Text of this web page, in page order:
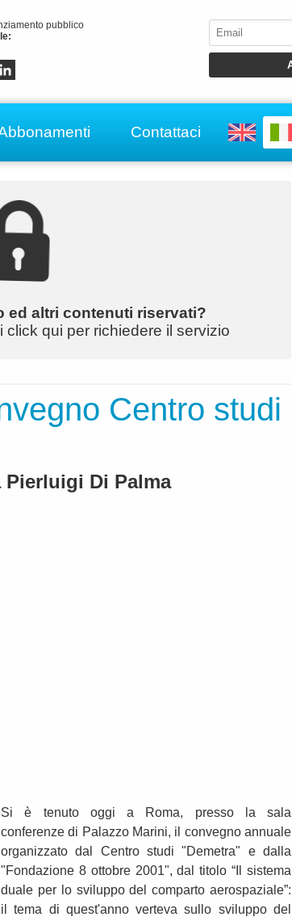
pubblico
Contattaci
ed altri contenuti riservati?
qui per richiedere il servizio
Centro studi
Pierluigi Di Palma
Si è tenuto oggi a Roma, presso la sala
conferenze di Palazzo Marini, il convegno annuale
organizzato dal Centro studi "Demetra" e dalla
"Fondazione 8 ottobre 2001", dal titolo “Il sistema
duale per lo sviluppo del comparto aerospaziale”:
il tema di quest'anno verteva sullo sviluppo del